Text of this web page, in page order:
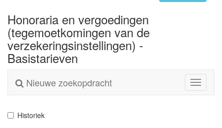
Honoraria en vergoedingen
(tegemoetkomingen van de
verzekeringsinstellingen) -
Basistarieven
Toggle
Nieuwe zoekopdracht
Historiek